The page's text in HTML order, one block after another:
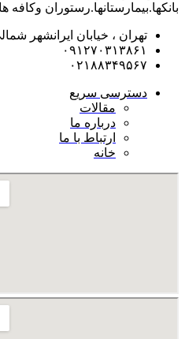
بانکها.بیمارستانها.رستوران
تهران ، خیابان ایرانشهر
۰۹۱۲۷۰۳۱۳۸۶۱
۰۲۱۸۸۳۴۹۵۶۷
دسترسی سریع
مقالات
درباره ما
ارتباط با ما
خانه